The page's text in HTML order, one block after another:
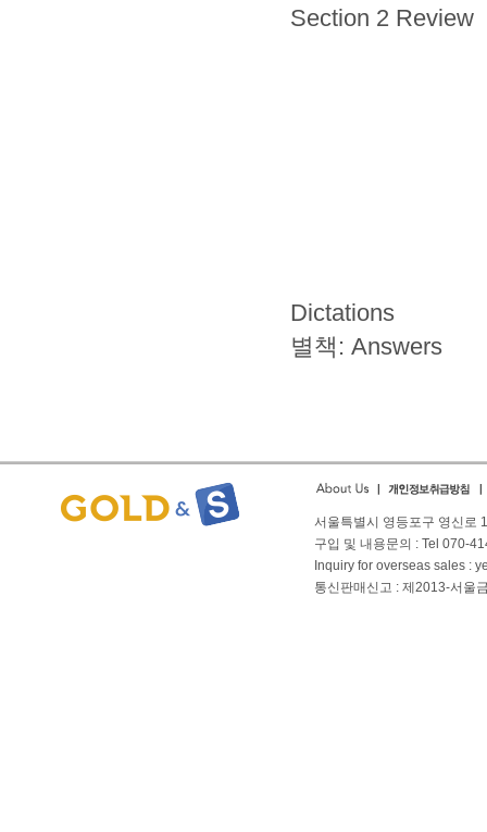
Section 2 Review
Dictations
별책: Answers
서울특별시 영등포구 영신로
구입 및 내용문의 : Tel 070-
Inquiry for overseas sales :
통신판매신고 : 제2013-서울